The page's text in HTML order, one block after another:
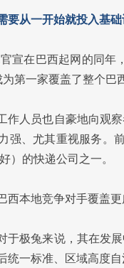
要从一开始就投入基
宣在巴西起网的同年
第一家覆盖了整个巴
作人员也自豪地向观
强、尤其重视服务。
）的快递公司之一。
西本地竞争对手覆盖
于极兔来说，其在发
统一标准、区域高度